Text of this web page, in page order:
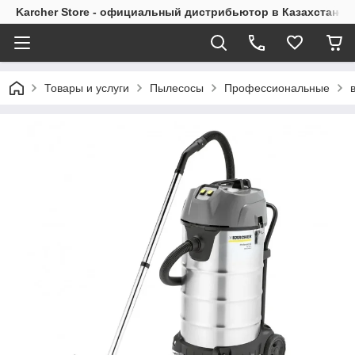
Karcher Store - официальный дистрибьютор в Казахстане
Товары и услуги Пылесосы Профессиональные